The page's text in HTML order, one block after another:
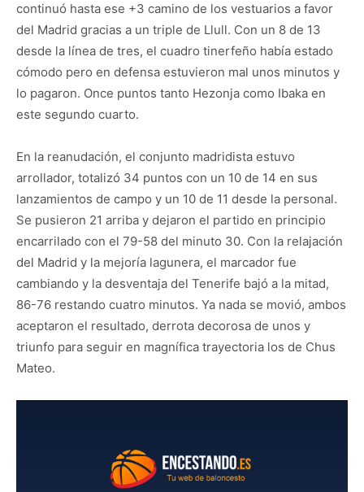
continuó hasta ese +3 camino de los vestuarios a favor
del Madrid gracias a un triple de Llull. Con un 8 de 13
desde la línea de tres, el cuadro tinerfeño había estado
cómodo pero en defensa estuvieron mal unos minutos y
lo pagaron. Once puntos tanto Hezonja como Ibaka en
este segundo cuarto.
En la reanudación, el conjunto madridista estuvo
arrollador, totalizó 34 puntos con un 10 de 14 en sus
lanzamientos de campo y un 10 de 11 desde la personal.
Se pusieron 21 arriba y dejaron el partido en principio
encarrilado con el 79-58 del minuto 30. Con la relajación
del Madrid y la mejoría lagunera, el marcador fue
cambiando y la desventaja del Tenerife bajó a la mitad,
86-76 restando cuatro minutos. Ya nada se movió, ambos
aceptaron el resultado, derrota decorosa de unos y
triunfo para seguir en magnífica trayectoria los de Chus
Mateo.